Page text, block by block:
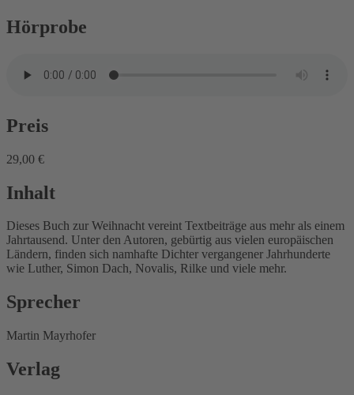
Hörprobe
Preis
29,00 €
Inhalt
Dieses Buch zur Weihnacht vereint Textbeiträge aus mehr als einem
Jahrtausend. Unter den Autoren, gebürtig aus vielen europäischen
Ländern, finden sich namhafte Dichter vergangener Jahrhunderte
wie Luther, Simon Dach, Novalis, Rilke und viele mehr.
Sprecher
Martin Mayrhofer
Verlag